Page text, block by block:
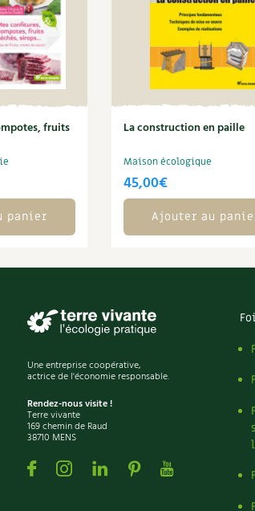
fruits
panier
La construction en paille
Maison écologique
45,00€
Ajouter au
Une entreprise coopérative,
actrice de l'économie responsable.
Rendez-nous visite !
Terre vivante
169 chemin de Raud
38710 MENS
FacebookInstagramLinkedin
PinterestYoutube